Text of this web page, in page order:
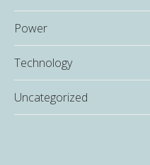
Power
Technology
Uncategorized